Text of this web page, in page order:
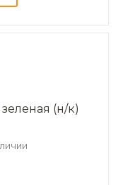
(н/к)